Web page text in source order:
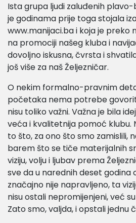
Ista grupa ljudi zaluđenih
je godinama prije toga stojala
www.manijaci.ba i koja je preko
na promociji našeg kluba i
dovoljno iskusna, čvrsta i
još više za naš Željezničar.
O nekim formalno-pravnim
početaka nema potrebe
nisu toliko važni. Važna je bila
veća i kvalitetnija pomoć klubu.
to što, za ono što smo zamislili,
barem što se tiče materijalnih
viziju, volju i ljubav prema
sve da u narednih deset godina
značajno nije napravljeno, ta
nisu ostali nepromijenjeni, već
Zato smo, valjda, i opstali jednu